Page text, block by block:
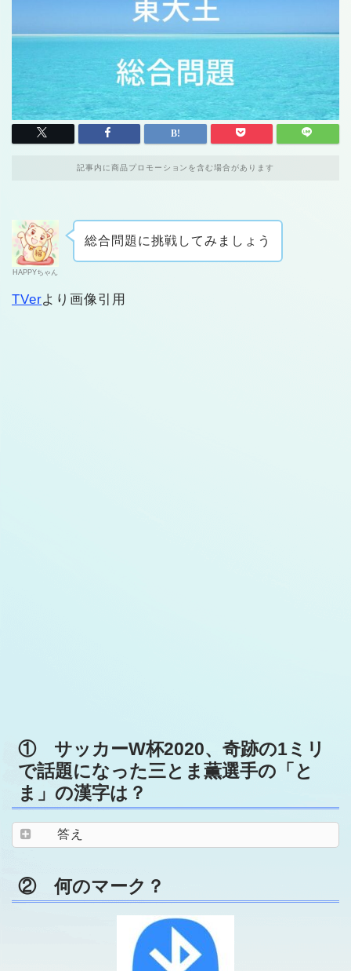
記事内に商品プロモーションを含む場合があります
HAPPYちゃん
総合問題に挑戦してみましょう
TVerより画像引用
① サッカーW杯2020、奇跡の1ミリ
で話題になった三とま薫選手の「と
ま」の漢字は？
答え
② 何のマーク？